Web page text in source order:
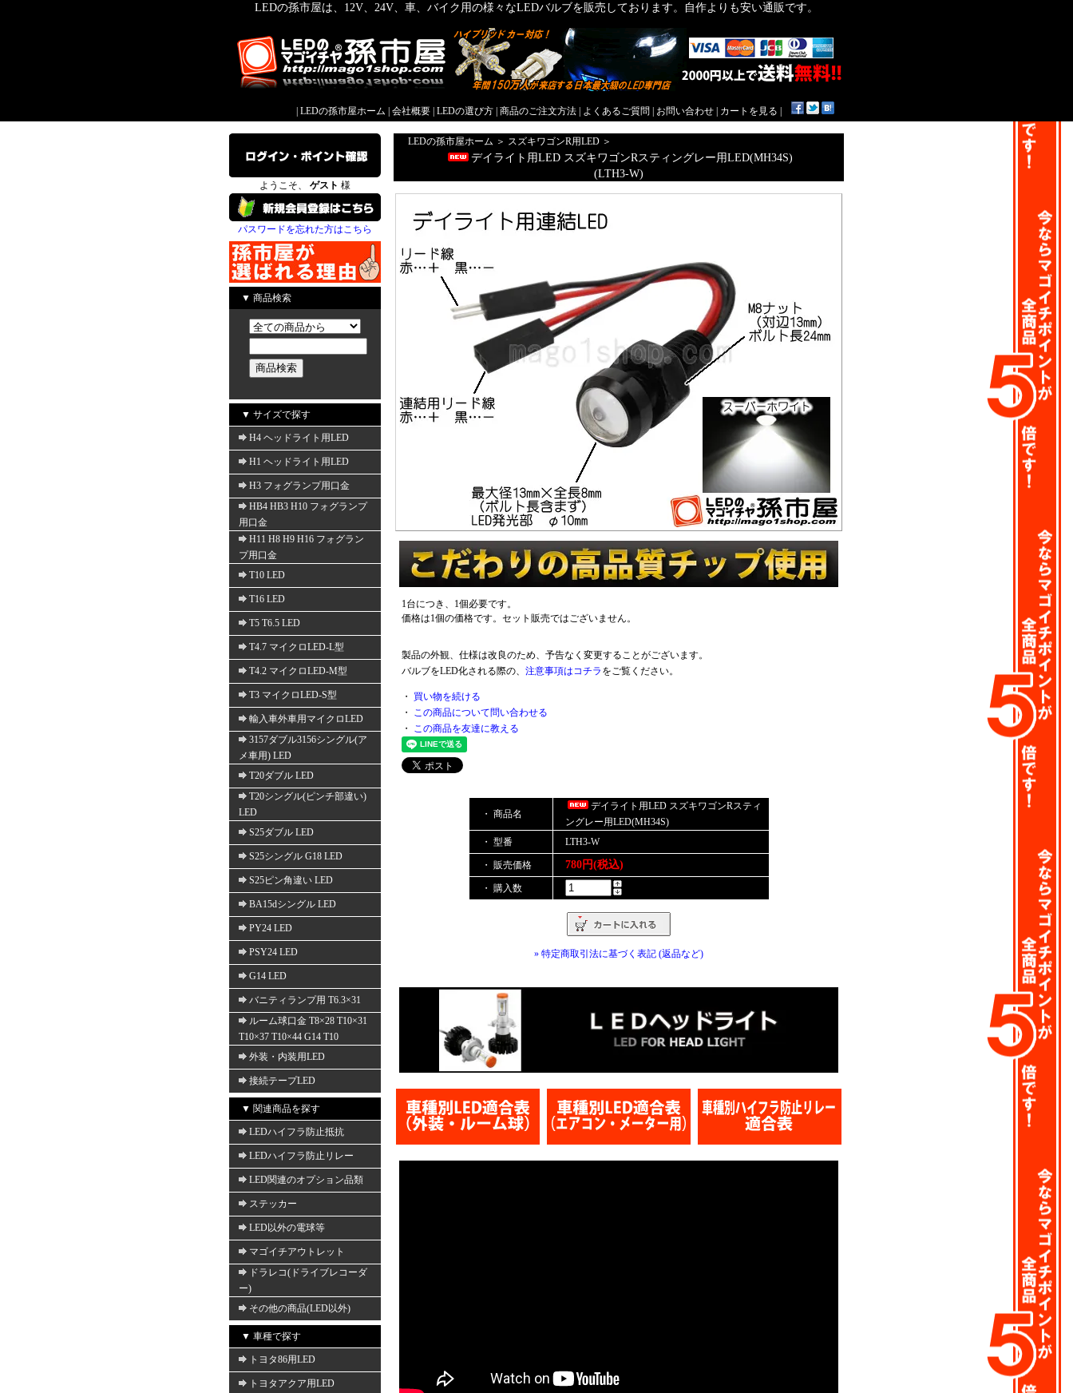
LEDの孫市屋は、12V、24V、車、バイク用の様々なLEDバルブを販売しております。自作よりも安い通販です。
LEDの孫市屋ホーム 会社概要 LEDの選び方 商品のご注文方法 よくあるご質問 お問い合わせ カートを見る
ようこそ、 ゲスト 様
パスワードを忘れた方はこちら
▼ 商品検索
▼ サイズで探す
H4 ヘッドライト用LED
H1 ヘッドライト用LED
H3 フォグランプ用口金
HB4 HB3 H10 フォグランプ
用口金
H11 H8 H9 H16 フォグラン
プ用口金
T10 LED
T16 LED
T5 T6.5 LED
T4.7 マイクロLED-L型
T4.2 マイクロLED-M型
T3 マイクロLED-S型
輸入車外車用マイクロLED
3157ダブル3156シングル(ア
メ車用) LED
T20ダブル LED
T20シングル(ピンチ部違い)
LED
S25ダブル LED
S25シングル G18 LED
S25ピン角違い LED
BA15dシングル LED
PY24 LED
PSY24 LED
G14 LED
バニティランプ用 T6.3×31
ルーム球口金 T8×28 T10×31
T10×37 T10×44 G14 T10
外装・内装用LED
接続テープLED
▼ 関連商品を探す
LEDハイフラ防止抵抗
LEDハイフラ防止リレー
LED関連のオプション品類
ステッカー
LED以外の電球等
マゴイチアウトレット
ドラレコ(ドライブレコーダ
ー)
その他の商品(LED以外)
▼ 車種で探す
トヨタ86用LED
トヨタアクア用LED
LEDの孫市屋ホーム ＞ スズキワゴンR用LED ＞
デイライト用LED スズキワゴンRスティングレー用LED(MH34S)
(LTH3-W)
1台につき、1個必要です。
価格は1個の価格です。セット販売ではございません。
製品の外観、仕様は改良のため、予告なく変更することがございます。
バルブをLED化される際の、 注意事項はコチラ をご覧ください。
・ 買い物を続ける
・ この商品について問い合わせる
・ この商品を友達に教える
・ 商品名
デイライト用LED スズキワゴンRスティ
ングレー用LED(MH34S)
・ 型番
LTH3-W
・ 販売価格 780円(税込)
・ 購入数
» 特定商取引法に基づく表記 (返品など)